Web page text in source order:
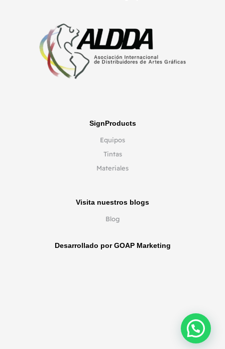
SignProducts
Equipos
Tintas
Materiales
Desarrollado por GOAP Marketing
Visita nuestros blogs
Blog